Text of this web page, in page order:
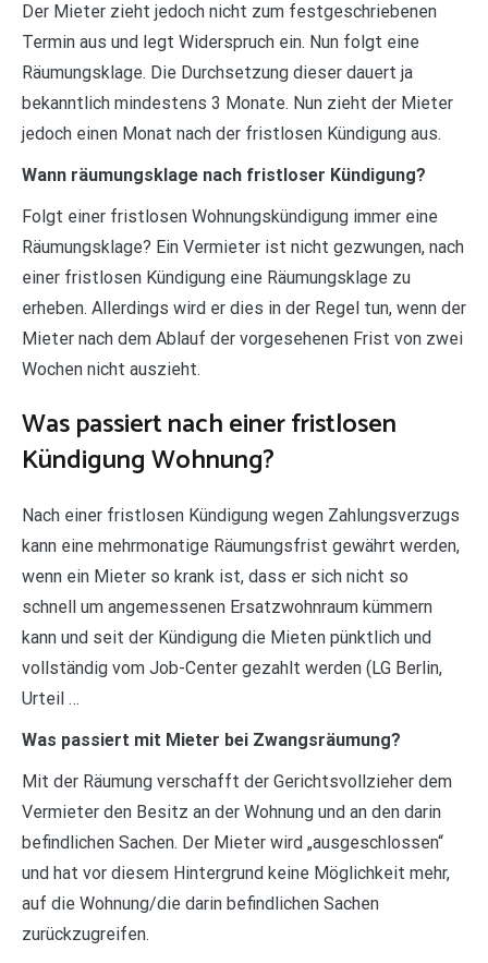
Der Mieter zieht jedoch nicht zum festgeschriebenen
Termin aus und legt Widerspruch ein. Nun folgt eine
Räumungsklage. Die Durchsetzung dieser dauert ja
bekanntlich mindestens 3 Monate. Nun zieht der Mieter
jedoch einen Monat nach der fristlosen Kündigung aus.
Wann räumungsklage nach fristloser Kündigung?
Folgt einer fristlosen Wohnungskündigung immer eine
Räumungsklage? Ein Vermieter ist nicht gezwungen, nach
einer fristlosen Kündigung eine Räumungsklage zu
erheben. Allerdings wird er dies in der Regel tun, wenn der
Mieter nach dem Ablauf der vorgesehenen Frist von zwei
Wochen nicht auszieht.
Was passiert nach einer fristlosen
Kündigung Wohnung?
Nach einer fristlosen Kündigung wegen Zahlungsverzugs
kann eine mehrmonatige Räumungsfrist gewährt werden,
wenn ein Mieter so krank ist, dass er sich nicht so
schnell um angemessenen Ersatzwohnraum kümmern
kann und seit der Kündigung die Mieten pünktlich und
vollständig vom Job-Center gezahlt werden (LG Berlin,
Urteil …
Was passiert mit Mieter bei Zwangsräumung?
Mit der Räumung verschafft der Gerichtsvollzieher dem
Vermieter den Besitz an der Wohnung und an den darin
befindlichen Sachen. Der Mieter wird „ausgeschlossen“
und hat vor diesem Hintergrund keine Möglichkeit mehr,
auf die Wohnung/die darin befindlichen Sachen
zurückzugreifen.